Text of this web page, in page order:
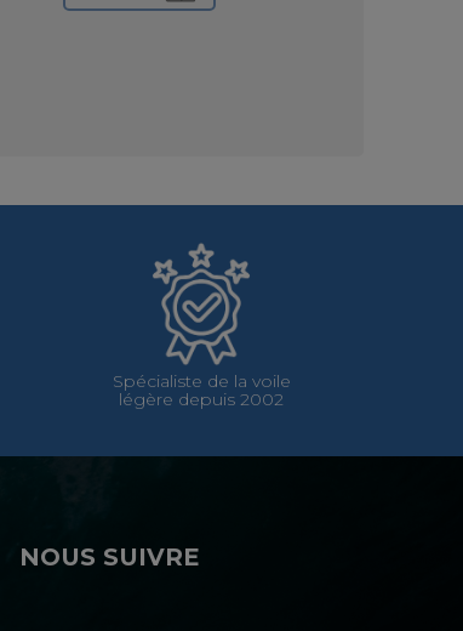
Spécialiste de la voile
légère depuis 2002
NOUS SUIVRE